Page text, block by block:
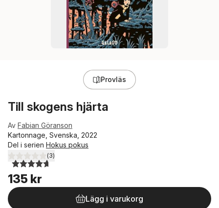
Provläs
Till skogens hjärta
Av Fabian Göranson
Kartonnage, Svenska, 2022
Del i serien Hokus pokus
4,7utav 5 stjärnor. Totalt antal röster:
(3)
135 kr
Lägg i varukorg